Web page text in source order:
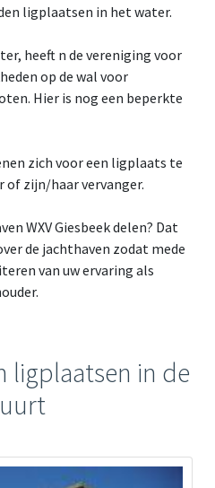
ligplaatsen in het water.
heeft n de vereniging voor
op de wal voor
Hier is nog een beperkte
zich voor een ligplaats te
of zijn/haar vervanger.
WXV Giesbeek delen? Dat
de jachthaven zodat mede
van uw ervaring als
ligplaatsen in de